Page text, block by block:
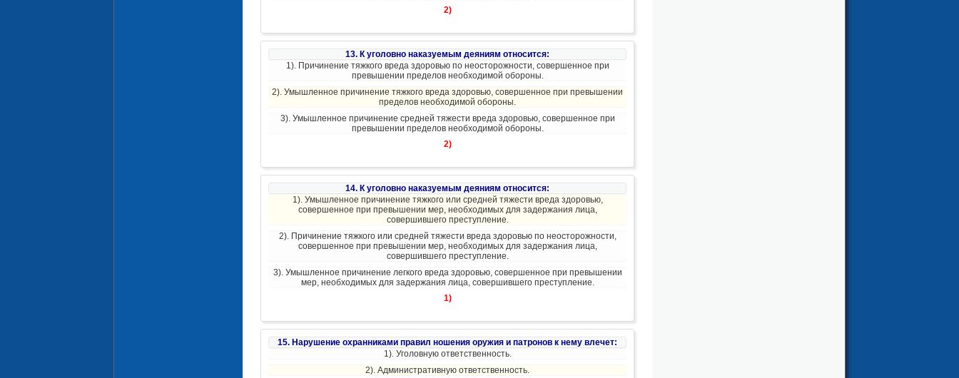
2)
13. К уголовно наказуемым деяниям относится:
1). Причинение тяжкого вреда здоровью по неосторожности, совершенное при
превышении пределов необходимой обороны.
2). Умышленное причинение тяжкого вреда здоровью, совершенное при превышении
пределов необходимой обороны.
3). Умышленное причинение средней тяжести вреда здоровью, совершенное при
превышении пределов необходимой обороны.
2)
14. К уголовно наказуемым деяниям относится:
1). Умышленное причинение тяжкого или средней тяжести вреда здоровью,
совершенное при превышении мер, необходимых для задержания лица,
совершившего преступление.
2). Причинение тяжкого или средней тяжести вреда здоровью по неосторожности,
совершенное при превышении мер, необходимых для задержания лица,
совершившего преступление.
3). Умышленное причинение легкого вреда здоровью, совершенное при превышении
мер, необходимых для задержания лица, совершившего преступление.
1)
15. Нарушение охранниками правил ношения оружия и патронов к нему влечет:
1). Уголовную ответственность.
2). Административную ответственность.